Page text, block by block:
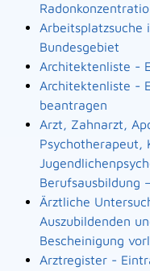
Arbeitsplatzsuche
Bundesgebiet
Architektenliste -
Architektenliste -
beantragen
Arzt, Zahnarzt,
Psychotherapeut,
Berufsausbildung
Ärztliche
Auszubildenden
Bescheinigung
Arztregister -